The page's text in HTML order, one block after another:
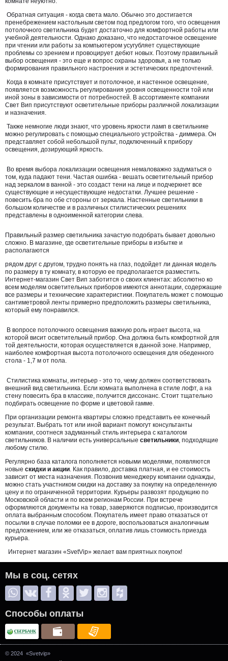
Обратная ситуация - когда света мало. Обычно это достигается
пренебрежением настольным светом под предлогом того, что освещения
потолочного светильника будет достаточно для комфортной работы или
учебной деятельности. Однако доказано, что недостаточное освещение
при чтении или работы за компьютером усугубляет существующие
проблемы со зрением и провоцирует дебют новых. Поэтому правильный
выбор освещения - это еще и вопрос охраны здоровья, а не только
формирования правильного настроения и эстетических предпочтений.
Когда в комнате присутствует и потолочное, и настенное освещение,
появляется возможность регулирования уровня освещенности той или
иной зоны в зависимости от потребностей. В ассортименте компании
Свет Вип присутствуют осветительные приборы различной локализации
и назначения.
Также немногие люди знают, что уровень яркости ламп в светильнике
можно регулировать с помощью специального устройства - диммера. Он
представляет собой небольшой пульт, подключенный к прибору
освещения, дозирующий яркость.
Во время выбора локализации освещения немаловажно задуматься о
том, куда падают тени. Частая ошибка - вешать осветительный прибор
над зеркалом в ванной - это создаст тени на лице и подчеркнет все
существующие и несуществующие недостатки. Лучшее решение -
повесить бра по обе стороны от зеркала. Настенные светильники в
большом количестве и в различных стилистических решениях
представлены в одноименной категории слева.
Правильный размер светильника зачастую подобрать бывает довольно
сложно. В магазине, где осветительные приборы в избытке и
располагаются
рядом друг с другом, трудно понять на глаз, подойдет ли данная модель
по размеру в ту комнату, в которую ее предполагается разместить.
Интернет-магазин Свет Вип заботится о своих клиентах: абсолютно ко
всем моделям осветительных приборов имеются аннотации, содержащие
все размеры и технические характеристики. Покупатель может с помощью
сантиметровой ленты примерно предположить размеры светильника,
который ему понравился.
В вопросе потолочного освещения важную роль играет высота, на
которой висит осветительный прибор. Она должна быть комфортной для
той деятельности, которая осуществляется в данной зоне. Например,
наиболее комфортная высота потолочного освещения для обеденного
стола - 1,7 м от пола.
Стилистика комнаты, интерьер - это то, чему должен соответствовать
внешний вид светильника. Если комната выполнена в стиле лофт, а на
стену повесить бра в классике, получится диссонанс. Стоит тщательно
подбирать освещение по форме и цветовой гамме.
При организации ремонта квартиры сложно представить ее конечный
результат. Выбрать тот или иной вариант помогут консультанты
компании, соотнеся задуманный стиль интерьера с каталогом
светильников. В наличии есть универсальные светильники, подходящие
любому стилю.
Регулярно база каталога пополняется новыми моделями, появляются
новые скидки и акции. Как правило, доставка платная, и ее стоимость
зависит от места назначения. Позвонив менеджеру компании однажды,
можно стать участником скидки на доставку за покупку на определенную
цену и по ограниченной территории. Курьеры развозят продукцию по
Московской области и по всем регионам России. При встрече
оформляются документы на товар, заверяются подписью, производится
оплата выбранным способом. Покупатель имеет право отказаться от
посылки в случае поломки ее в дороге, воспользоваться аналогичным
предложением, или же отказаться, оплатив лишь стоимость приезда
курьера.
Интернет магазин «SvetVip» желает вам приятных покупок!
Мы в соц. сетях
Способы оплаты
© 2024 «Svetvip»